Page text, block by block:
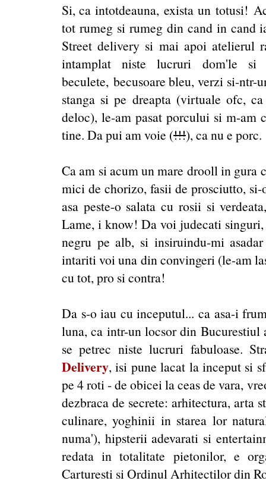
Si, ca intotdeauna, exista un totusi!
tot rumeg si rumeg din cand in cand
Street delivery si mai apoi atelierul
intamplat niste lucruri dom'le
beculete, becusoare bleu, verzi si-
stanga si pe dreapta (virtuale ofc,
deloc), le-am pasat porcului si m-am
tine. Da pui am voie (!!!), ca nu e porc.
Ca am si acum un mare drooll in gura
mici de chorizo, fasii de prosciutto,
asa peste-o salata cu rosii si
Lame, i know! Da voi judecati
negru pe alb, si insiruindu-mi
intariti voi una din convingeri (le-am
cu tot, pro si contra!
Da s-o iau cu inceputul... ca asa-i
luna, ca intr-un locsor din Bucurestiul
se petrec niste lucruri fabuloase.
Delivery, isi pune lacat la inceput si
pe 4 roti - de obicei la ceas de vara,
dezbraca de secrete: arhitectura, arta
culinare, yoghinii in starea lor
numa'), hipsterii adevarati si
redata in totalitate pietonilor, e
Carturesti si Ordinul Arhitectilor din